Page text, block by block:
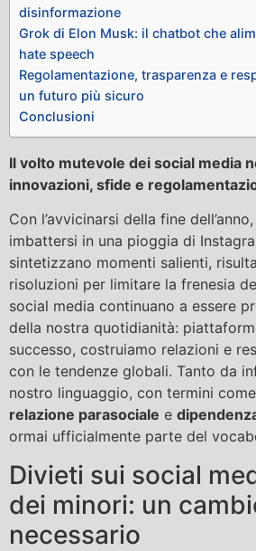
disinformazione
Grok di Elon Musk: il chatbot che
hate speech
Regolamentazione, trasparenza e
un futuro più sicuro
Conclusioni
Il volto mutevole dei social media
innovazioni, sfide e
Con l’avvicinarsi della fine
imbattersi in una pioggia di
sintetizzano momenti salienti,
risoluzioni per limitare la frenesia
social media continuano a essere
della nostra quotidianità:
successo, costruiamo relazioni e
con le tendenze globali. Tanto da
nostro linguaggio, con termini come
relazione parasociale e
ormai ufficialmente parte del
Divieti sui social
dei minori: un
necessario